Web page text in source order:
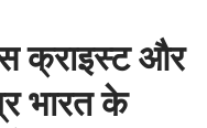
क्राइस्ट और
भारत के